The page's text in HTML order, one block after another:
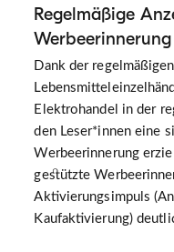
Regelmäßige
Dank der
Elektrohandel in der
den Leser*innen eine
Werbeerinnerung
gestützte
Aktivierungsimpuls
Kaufaktivierung)